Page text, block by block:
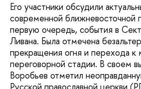
Его участники обсудили
современной ближневосточной
первую очередь, события в
Ливана. Была отмечена
прекращения огня и перехода к
переговорной стадии. В своем
Воробьев отметил